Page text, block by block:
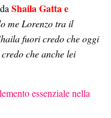
Shaila Gatta e
me Lorenzo tra il
fuori credo che oggi
che anche lei
essenziale nella